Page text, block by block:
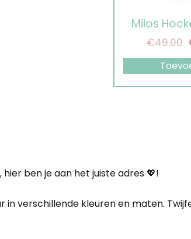
Milos
€49.00
gekozen
worden
hier ben je aan het juiste adres 💖!
verschillende kleuren en maten.